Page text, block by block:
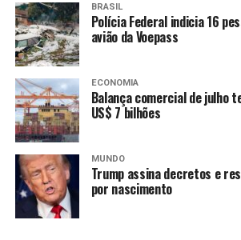
julho de 2020 na Comunidade do
Zona Norte do Rio. Na ação, os
drogas, rádios comunicadores, um
fogo e diversos comprovantes
Fonte:Agência Brasil
TAGS
PRÓXIMO
Rodízio de veículos em SP será
BRASIL
Polícia Federal indicia 16
avião da Voepass
ECONOMIA
Balança comercial de julho
US$ 7 bilhões
MUNDO
Trump assina decretos e
por nascimento